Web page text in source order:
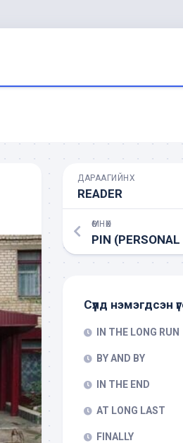
ДАРААГИЙНХ
READER
ӨМНӨХ
Сүүлд нэмэгдсэн
IN THE LONG RUN
BY AND BY
IN THE END
AT LONG LAST
FINALLY